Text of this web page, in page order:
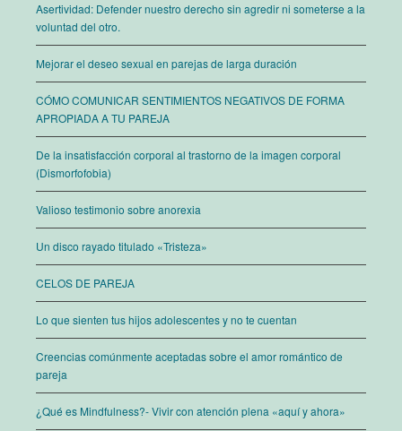
Asertividad: Defender nuestro derecho sin agredir ni someterse a la
voluntad del otro.
Mejorar el deseo sexual en parejas de larga duración
CÓMO COMUNICAR SENTIMIENTOS NEGATIVOS DE FORMA
APROPIADA A TU PAREJA
De la insatisfacción corporal al trastorno de la imagen corporal
(Dismorfofobia)
Valioso testimonio sobre anorexia
Un disco rayado titulado «Tristeza»
CELOS DE PAREJA
Lo que sienten tus hijos adolescentes y no te cuentan
Creencias comúnmente aceptadas sobre el amor romántico de
pareja
¿Qué es Mindfulness?- Vivir con atención plena «aquí y ahora»